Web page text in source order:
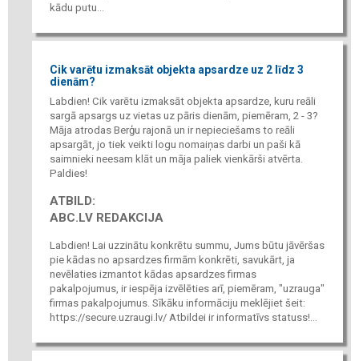
kādu putu...
Cik varētu izmaksāt objekta apsardze uz 2 līdz 3
dienām?
Labdien! Cik varētu izmaksāt objekta apsardze, kuru reāli
sargā apsargs uz vietas uz pāris dienām, piemēram, 2 - 3?
Māja atrodas Berģu rajonā un ir nepieciešams to reāli
apsargāt, jo tiek veikti logu nomaiņas darbi un paši kā
saimnieki neesam klāt un māja paliek vienkārši atvērta.
Paldies!
ATBILD:
ABC.LV REDAKCIJA
Labdien! Lai uzzinātu konkrētu summu, Jums būtu jāvēršas
pie kādas no apsardzes firmām konkrēti, savukārt, ja
nevēlaties izmantot kādas apsardzes firmas
pakalpojumus, ir iespēja izvēlēties arī, piemēram, "uzrauga"
firmas pakalpojumus. Sīkāku informāciju meklējiet šeit:
https://secure.uzraugi.lv/ Atbildei ir informatīvs statuss!...